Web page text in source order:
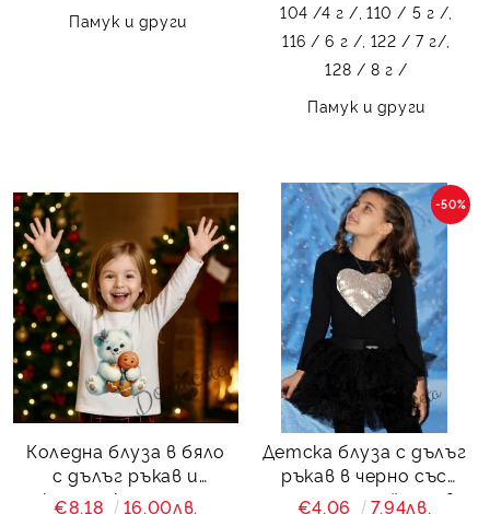
Памук и други
104 /4 г /, 110 / 5 г /,
116 / 6 г /, 122 / 7 г/,
128 / 8 г /
Памук и други
Коледна блуза в бяло
с дълъг ръкав и
картинка на мече
€8.18 16.00лв.
Детска блуза с дълъг
ръкав в черно със
сърце от пайети в
-50%
€4.06 7.94лв.